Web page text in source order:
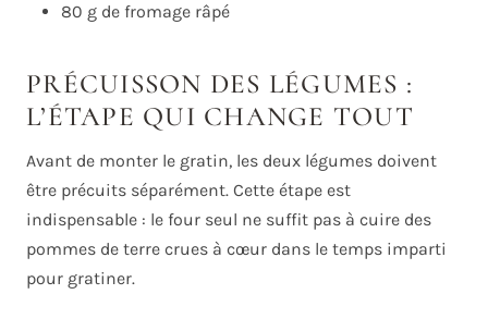
80 g de fromage râpé
PRÉCUISSON DES LÉGUMES :
L’ÉTAPE QUI CHANGE TOUT
Avant de monter le gratin, les deux légumes doivent
être précuits séparément. Cette étape est
indispensable : le four seul ne suffit pas à cuire des
pommes de terre crues à cœur dans le temps imparti
pour gratiner.